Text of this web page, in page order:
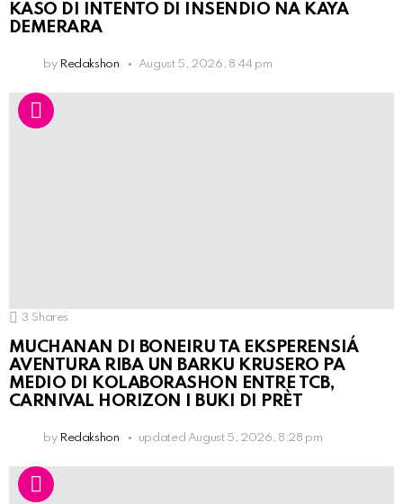
KASO DI INTENTO DI INSENDIO NA KAYA
DEMERARA
by Redakshon August 5, 2026, 8:44 pm
3 Shares
MUCHANAN DI BONEIRU TA EKSPERENSIÁ
AVENTURA RIBA UN BARKU KRUSERO PA
MEDIO DI KOLABORASHON ENTRE TCB,
CARNIVAL HORIZON I BUKI DI PRÈT
by Redakshon updated August 5, 2026, 8:28 pm